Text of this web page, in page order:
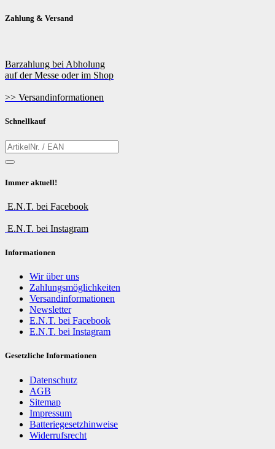
Zahlung & Versand
Barzahlung bei Abholung
auf der Messe oder im Shop
>> Versandinformationen
Schnellkauf
Immer aktuell!
E.N.T. bei Facebook
E.N.T. bei Instagram
Informationen
Wir über uns
Zahlungsmöglichkeiten
Versandinformationen
Newsletter
E.N.T. bei Facebook
E.N.T. bei Instagram
Gesetzliche Informationen
Datenschutz
AGB
Sitemap
Impressum
Batteriegesetzhinweise
Widerrufsrecht